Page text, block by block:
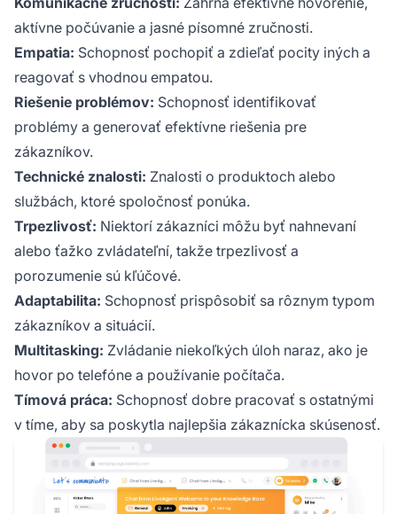
aktívne počúvanie a jasné písomné zručnosti.
Empatia: Schopnosť pochopiť a zdieľať pocity iných a
reagovať s vhodnou empatou.
Riešenie problémov: Schopnosť identifikovať
problémy a generovať efektívne riešenia pre
zákazníkov.
Technické znalosti: Znalosti o produktoch alebo
službách, ktoré spoločnosť ponúka.
Trpezlivosť: Niektorí zákazníci môžu byť nahnevaní
alebo ťažko zvládateľní, takže trpezlivosť a
porozumenie sú kľúčové.
Adaptabilita: Schopnosť prispôsobiť sa rôznym typom
zákazníkov a situácií.
Multitasking: Zvládanie niekoľkých úloh naraz, ako je
hovor po telefóne a používanie počítača.
Tímová práca: Schopnosť dobre pracovať s ostatnými
v tíme, aby sa poskytla najlepšia zákaznícka skúsenosť.